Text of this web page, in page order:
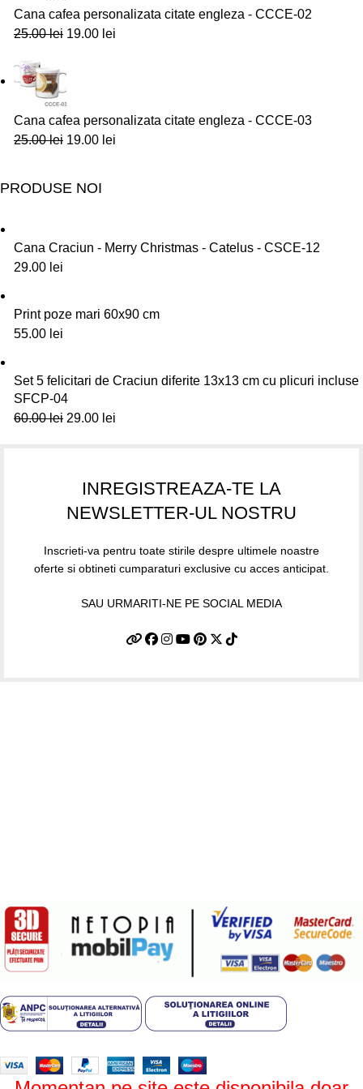
Cana cafea personalizata citate engleza - CCCE-02
25.00lei 19.00 lei
Cana cafea personalizata citate engleza - CCCE-03
25.00lei 19.00 lei
PRODUSE NOI
Cana Craciun - Merry Christmas - Catelus - CSCE-12
29.00 lei
Print poze mari 60x90 cm
55.00 lei
Set 5 felicitari de Craciun diferite 13x13 cm cu plicuri incluse
SFCP-04
60.00lei 29.00 lei
INREGISTREAZA-TE LA
NEWSLETTER-UL NOSTRU
Inscrieti-va pentru toate stirile despre ultimele noastre
oferte si obtineti cumparaturi exclusive cu acces anticipat.
SAU URMARITI-NE PE SOCIAL MEDIA